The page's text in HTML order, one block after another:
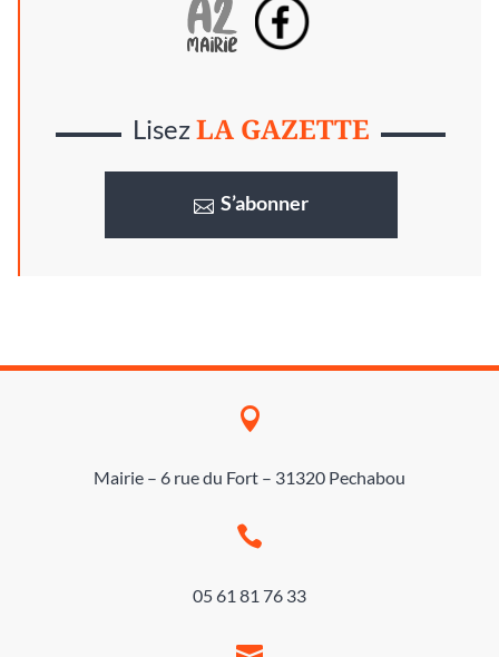
LisezLA GAZETTE
S’abonner

Mairie – 6 rue du Fort – 31320 Pechabou

05 61 81 76 33